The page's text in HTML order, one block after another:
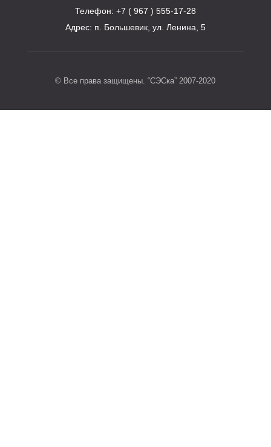
Телефон: +7 ( 967 ) 555-17-28
Адрес: п. Большевик, ул. Ленина, 5
© Все права защищены. “СЭСка” 2007-2020